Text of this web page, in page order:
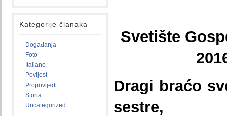
Kategorije članaka
Događanja
Foto
Italiano
Povijest
Propovijedi
Storia
Uncategorized
Svetište
Dragi braćo
sestre,